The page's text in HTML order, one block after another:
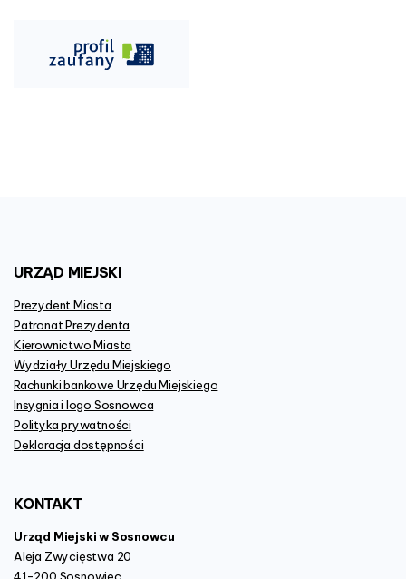
URZĄD MIEJSKI
Prezydent Miasta
Patronat Prezydenta
Kierownictwo Miasta
Wydziały Urzędu Miejskiego
Rachunki bankowe Urzędu Miejskiego
Insygnia i logo Sosnowca
Polityka prywatności
Deklaracja dostępności
KONTAKT
Urząd Miejski w Sosnowcu
Aleja Zwycięstwa 20